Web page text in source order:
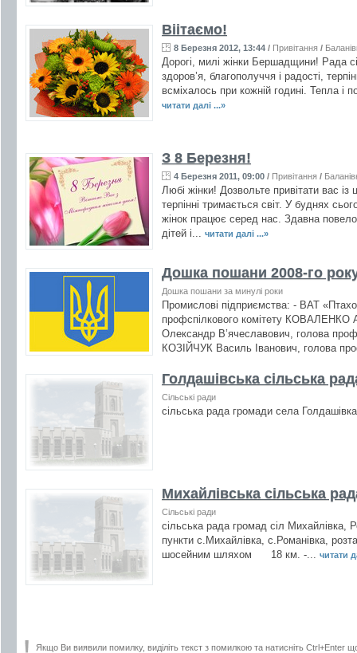
Вiiтаємо!
8 Березня 2012, 13:44 / Привітання /
Дорогі, милі жінки Бершадщини! Рада
здоров’я, благополуччя і радості,
всміхалось при кожній годині. Тепла і
читати далі ...»
З 8 Березня!
4 Березня 2011, 09:00 / Привітання /
Любі жінки! Дозвольте привітати вас
терпінні тримається світ. У буднях
жінок працює серед нас. Здавна
дітей і... читати далі ...»
Дошка пошани 2008-го
Дошка пошани за минулі роки
Промислові підприємства: - ВАТ
профспілкового комітету КОВАЛЕНКО
Олександр В’ячеславович, голова
КОЗІЙЧУК Василь Іванович, голова
Голдашівська сільська
Сільські ради
сільська рада громади села
Михайлівська сільська
Сільські ради
сільська рада громад сіл Михайлівка,
пункти с.Михайлівка, с.Романівка,
шосейним шляхом 18 км. -... читати
Якщо Ви виявили помилку, виділіть текст з помилкою та натисніть Ctrl+Enter